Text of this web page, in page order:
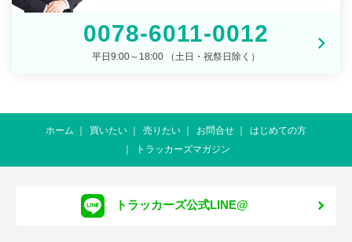
0078-6011-0012
平日9:00～18:00 （土日・祝祭日除く）
ホーム 買いたい 売りたい お問合せ
はじめての方
トラッカーズマガジン
トラッカーズ公式LINE@